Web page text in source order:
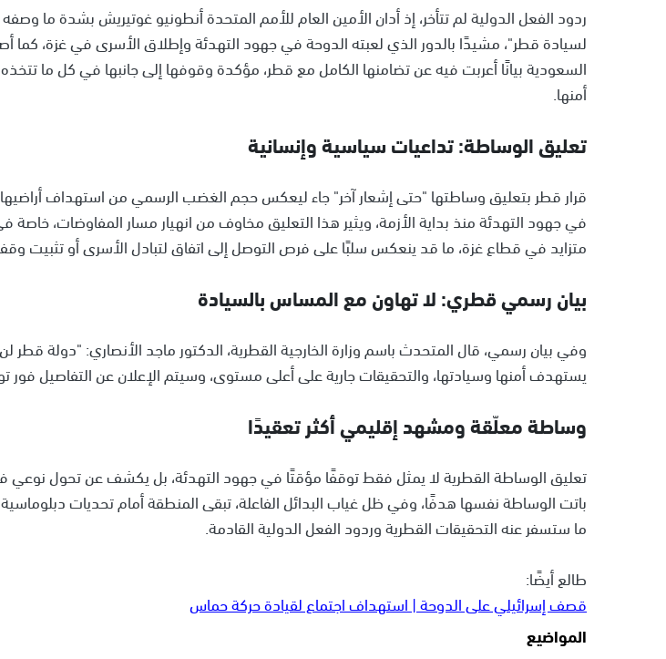
ردود الفعل الدولية لم تتأخر، إذ أدان الأمين العام للأمم المتحدة أنطونيو غوتيريش بشدة ما وصفه
لسيادة قطر"، مشيدًا بالدور الذي لعبته الدوحة في جهود التهدئة وإطلاق الأسرى في غزة، كما
السعودية بيانًا أعربت فيه عن تضامنها الكامل مع قطر، مؤكدة وقوفها إلى جانبها في كل ما
أمنها.
تعليق الوساطة: تداعيات سياسية وإنسانية
قرار قطر بتعليق وساطتها "حتى إشعار آخر" جاء ليعكس حجم الغضب الرسمي من استهداف أراضيها
في جهود التهدئة منذ بداية الأزمة، ويثير هذا التعليق مخاوف من انهيار مسار المفاوضات،
متزايد في قطاع غزة، ما قد ينعكس سلبًا على فرص التوصل إلى اتفاق لتبادل الأسرى أو تثبيت
بيان رسمي قطري: لا تهاون مع المساس بالسيادة
وفي بيان رسمي، قال المتحدث باسم وزارة الخارجية القطرية، الدكتور ماجد الأنصاري: "دولة
يستهدف أمنها وسيادتها، والتحقيقات جارية على أعلى مستوى، وسيتم الإعلان عن التفاصيل فور
وساطة معلّقة ومشهد إقليمي أكثر تعقيدًا
تعليق الوساطة القطرية لا يمثل فقط توقفًا مؤقتًا في جهود التهدئة، بل يكشف عن تحول نوعي
باتت الوساطة نفسها هدفًا، وفي ظل غياب البدائل الفاعلة، تبقى المنطقة أمام تحديات دبلوماسية
ما ستسفر عنه التحقيقات القطرية وردود الفعل الدولية القادمة.
طالع أيضًا:
قصف إسرائيلي على الدوحة | استهداف اجتماع لقيادة حركة حماس
المواضيع